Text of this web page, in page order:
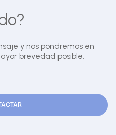
y nos pondremos en
brevedad posible.